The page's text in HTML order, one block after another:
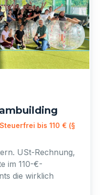
bis 110 € (§
USt-Rechnung,
im 110-€-
die wirklich